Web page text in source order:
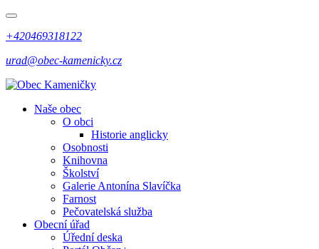
+420469318122
urad@obec-kamenicky.cz
Naše obec
O obci
Historie anglicky
Osobnosti
Knihovna
Školství
Galerie Antonína Slavíčka
Farnost
Pečovatelská služba
Obecní úřad
Úřední deska